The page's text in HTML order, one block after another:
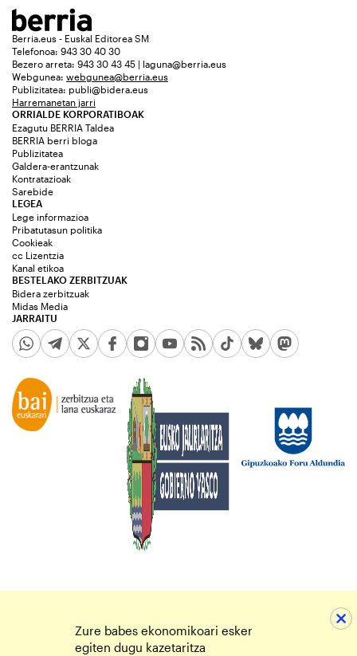
Berria.eus - Euskal Editorea SM
Telefonoa: 943 30 40 30
Bezero arreta: 943 30 43 45 | laguna@berria.eus
Webgunea: webgunea@berria.eus
Publizitatea: publi@bidera.eus
Harremanetan jarri
ORRIALDE KORPORATIBOAK
Ezagutu BERRIA Taldea
BERRIA berri bloga
Publizitatea
Galdera-erantzunak
Kontratazioak
Sarebide
JARRAITU
LEGEA
Lege informazioa
Pribatutasun politika
Cookieak
cc Lizentzia
Kanal etikoa
BESTELAKO ZERBITZUAK
Bidera zerbitzuak
Midas Media
Zure babes ekonomikoari esker
egiten dugu kazetaritza